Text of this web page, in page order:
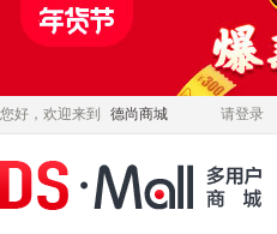
您好，欢迎来到 德尚商城 请登录